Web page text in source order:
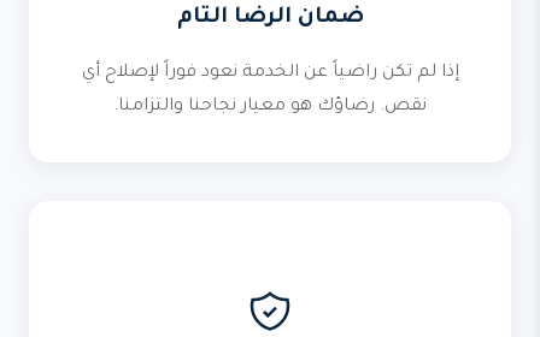
ضمان الرضا التام
إذا لم تكن راضياً عن الخدمة نعود فوراً لإصلاح أي
نقص. رضاؤك هو معيار نجاحنا والتزامنا.